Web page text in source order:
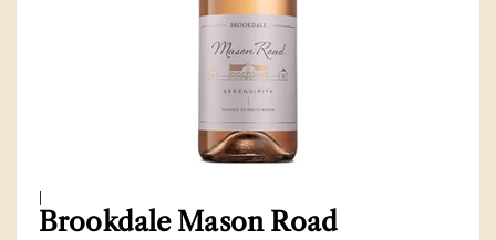
Brookdale Mason Road